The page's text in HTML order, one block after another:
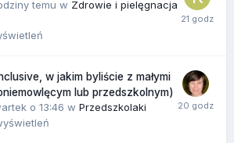
temu w Zdrowie i pielęgnacja
w jakim byliście z małymi
lub przedszkolnym)
o 13:46 w Przedszkolaki